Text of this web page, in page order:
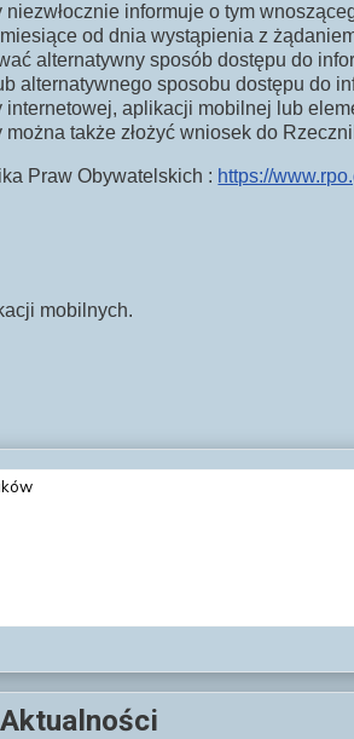
informuje o tym
od dnia wystąpienia z
alternatywny sposób dostępu do
alternatywnego sposobu dostępu do
internetowej, aplikacji mobilnej lub
także złożyć wniosek do
Praw Obywatelskich : https://
mobilnych.